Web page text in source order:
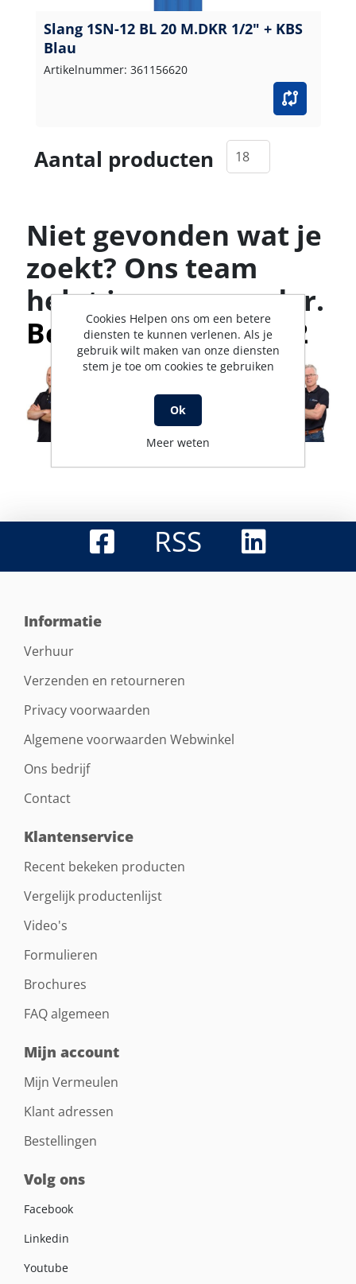
Slang 1SN-12 BL 20 M.DKR 1/2" + KBS
Blau
Artikelnummer: 361156620
Aantal producten
Niet gevonden wat je
zoekt? Ons team
helpt je graag verder.
Bel met 0316-523142
RSS
Informatie
Verhuur
Verzenden en retourneren
Privacy voorwaarden
Algemene voorwaarden Webwinkel
Ons bedrijf
Contact
Klantenservice
Recent bekeken producten
Vergelijk productenlijst
Video's
Formulieren
Brochures
FAQ algemeen
Mijn account
Mijn Vermeulen
Klant adressen
Bestellingen
Volg ons
Facebook
Linkedin
Youtube
Cookies Helpen ons om een betere
diensten te kunnen verlenen. Als je
gebruik wilt maken van onze diensten
stem je toe om cookies te gebruiken
Ok
Meer weten